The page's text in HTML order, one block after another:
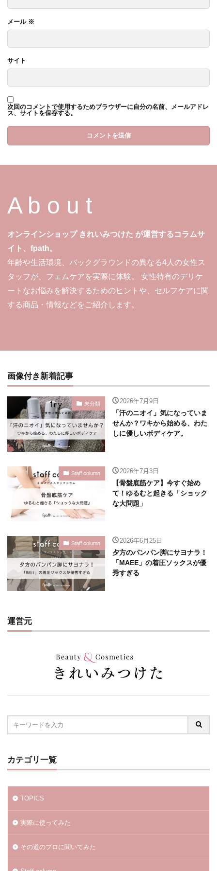
メール ※
サイト
次回のコメントで使用するためブラウザーに自分の名前、メールアドレ
ス、サイトを保存する。
A b o u t
オンラインショップ きれいみつけた が運営するコラムサ
イト、fpath。
年齢や生活環境、バックグラウンドの異なる4人の女性ス
タッフが、フェムケアを実際に体験。 女性特有のデリケ
ートなお悩みを解決するためのヒントや、セルフケアに関
する商品・情報などをご紹介します。
画像付き新着記事
未分類 2026年7月9日
「汗のニオイ」気になっていま
せんか？ワキから始める、わた
しに優しいボディケア。
Staff column 2026年7月3日
【骨盤底筋ケア】今すぐ始め
て！ゆるむと起きる「ショック
な大問題」
Staff column 2026年6月25日
夕方のパンパン脚にサヨナラ！
「MAEE」の着圧ソックスが優
秀すぎる
運営元
カテゴリ一覧
TOPICS
実際に使ってみた
その道のプロに聞いてみた